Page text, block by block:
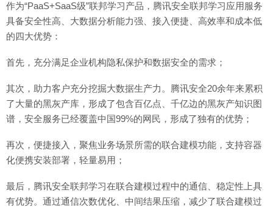
作为“PaaS+SaaS级”联邦学习产品，腾讯安全联邦学习应用服务
具备安全性高、大数据分析能力强、接入便捷、高效率和成本低
的四大优势：
首先，充分满足企业机构隐私保护和数据安全的需求；
其次，助力客户充分挖掘大数据生产力。腾讯安全20余年来累积
了大量的黑灰产库，形成了包含百亿点、千亿边的黑灰产知识图
谱，安全服务已经覆盖中国99%的网民，形成了独有的优势；
再次，便捷接入，聚焦业务场景所需的联合建模功能，支持容器
化便携安装部署，轻量易用；
最后，腾讯安全联邦学习在联合建模过程中的通信、稳定性上具
有优势。通过通信次数优化、中间结果压缩，减少了联合建模过